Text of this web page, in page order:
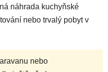
náhrada kuchyňské
nebo trvalý pobyt v
nebo